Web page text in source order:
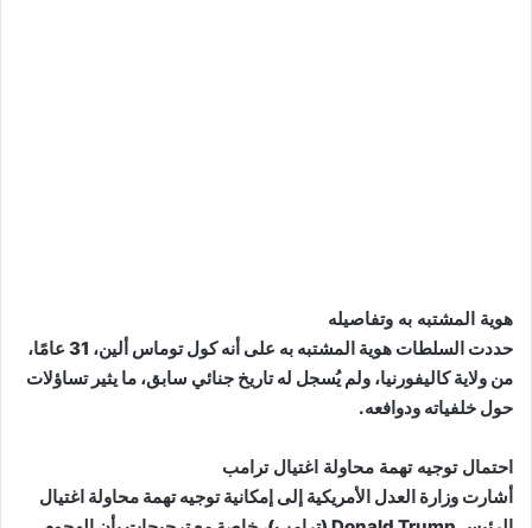
هوية المشتبه به وتفاصيله
حددت السلطات هوية المشتبه به على أنه كول توماس ألين، 31 عامًا،
من ولاية كاليفورنيا، ولم يُسجل له تاريخ جنائي سابق، ما يثير تساؤلات
حول خلفياته ودوافعه.
احتمال توجيه تهمة محاولة اغتيال ترامب
أشارت وزارة العدل الأمريكية إلى إمكانية توجيه تهمة محاولة اغتيال